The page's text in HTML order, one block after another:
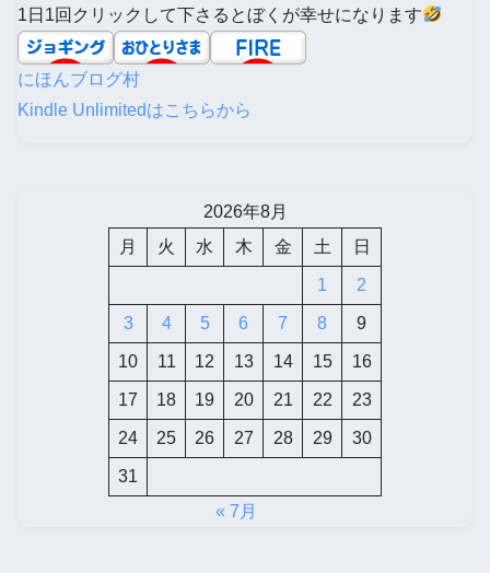
1日1回クリックして下さるとぼくが幸せになります
にほんブログ村
Kindle Unlimitedはこちらから
2026年8月
月
火 水 木 金 土 日
1 2
3 4 5 6 7 8 9
10 11 12 13 14 15 16
17 18 19 20 21 22 23
24 25 26 27 28 29 30
31
« 7月